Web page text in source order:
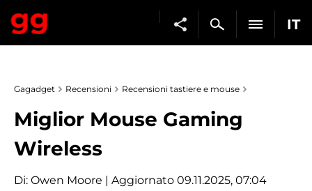
IT
Gagadget Recensioni Recensioni tastiere e mouse
Miglior Mouse Gaming
Wireless
Di: Owen Moore | Aggiornato 09.11.2025, 07:04